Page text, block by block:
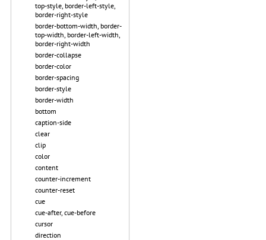
top-style, border-left-style,
border-right-style
border-bottom-width, border-
top-width, border-left-width,
border-right-width
border-collapse
border-color
border-spacing
border-style
border-width
bottom
caption-side
clear
clip
color
content
counter-increment
counter-reset
cue
cue-after, cue-before
cursor
direction